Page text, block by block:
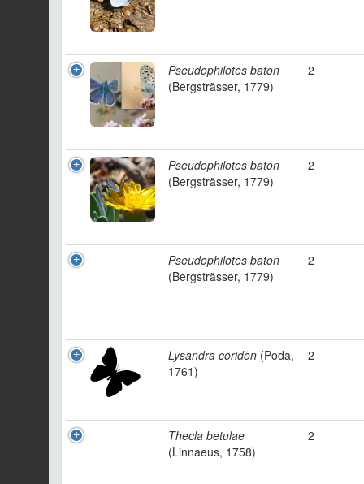
Pseudophilotes baton
(Bergsträsser, 1779)
2
Pseudophilotes baton
(Bergsträsser, 1779)
2
Pseudophilotes baton
(Bergsträsser, 1779)
2
Lysandra coridon (Poda,
1761)
2
Thecla betulae
(Linnaeus, 1758)
2